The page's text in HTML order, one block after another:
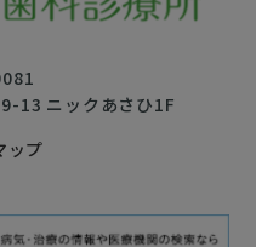
13 ニックあさひ1F
ップ